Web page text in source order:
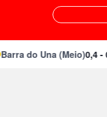
do Una (Meio)0,4 - 0,6m